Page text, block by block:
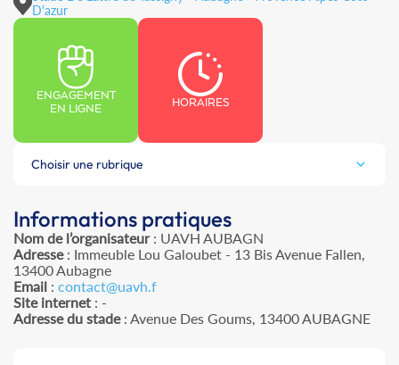
D'azur
ENGAGEMENT
EN LIGNE
HORAIRES
Choisir une rubrique
Informations pratiques
Nom de l’organisateur: UAVH AUBAGN
Adresse: Immeuble Lou Galoubet - 13 Bis Avenue Fallen,
13400 Aubagne
Email : contact@uavh.f
Site internet : -
Adresse du stade: Avenue Des Goums, 13400 AUBAGNE